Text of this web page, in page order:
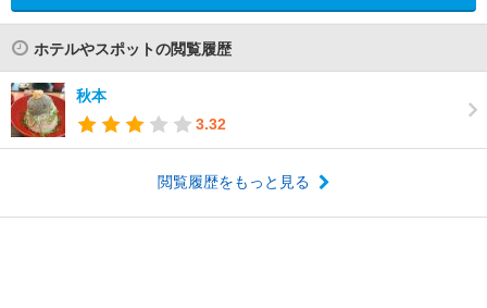
ホテルやスポットの閲覧履歴
秋本
3.32
閲覧履歴をもっと見る